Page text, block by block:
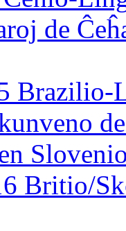
de
Britio/